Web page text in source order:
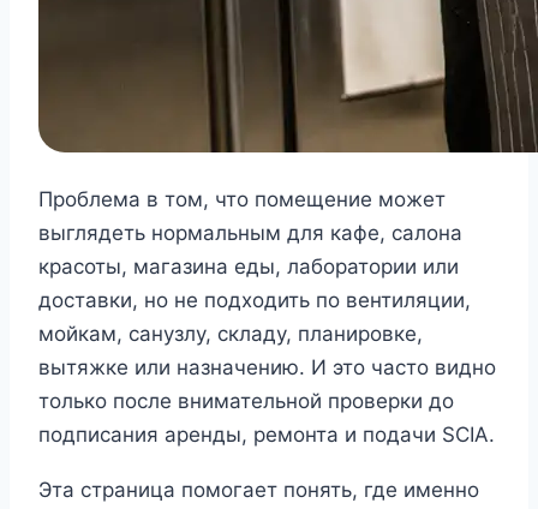
Проблема в том, что помещение может
выглядеть нормальным для кафе, салона
красоты, магазина еды, лаборатории или
доставки, но не подходить по вентиляции,
мойкам, санузлу, складу, планировке,
вытяжке или назначению. И это часто видно
только после внимательной проверки до
подписания аренды, ремонта и подачи SCIA.
Эта страница помогает понять, где именно